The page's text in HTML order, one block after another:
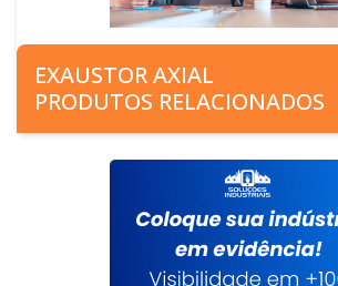
EXAUSTOR AXIAL
PRODUTOS RELACIONADOS